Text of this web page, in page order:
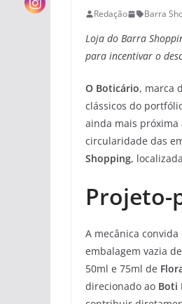
Redação Barra
Loja do Barra
para incentivar o
O Boticário, marca
clássicos do
ainda mais próxima
circularidade das
Shopping,
Projeto-
A mecânica
embalagem vazia
50ml e 75ml de
direcionado ao Boti